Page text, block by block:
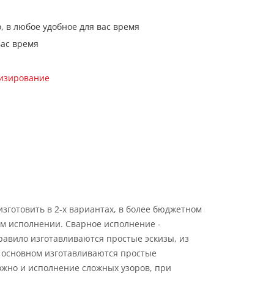
в любое удобное для вас время
время
в 2-х вариантах, в более бюджетном
исполнении. Сварное исполнение -
изготавливаются простые эскизы, из
изготавливаются простые
и исполнение сложных узоров, при